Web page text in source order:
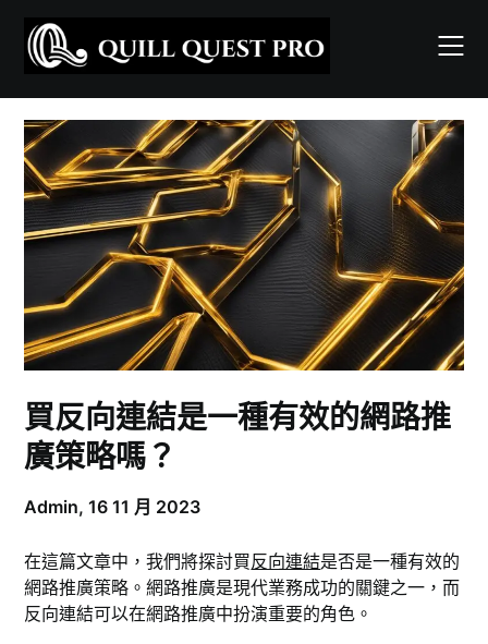
content
買反向連結是一種有效的網路推
廣策略嗎？
Admin,16 11 月 2023
在這篇文章中，我們將探討買反向連結是否是一種有效的
網路推廣策略。網路推廣是現代業務成功的關鍵之一，而
反向連結可以在網路推廣中扮演重要的角色。